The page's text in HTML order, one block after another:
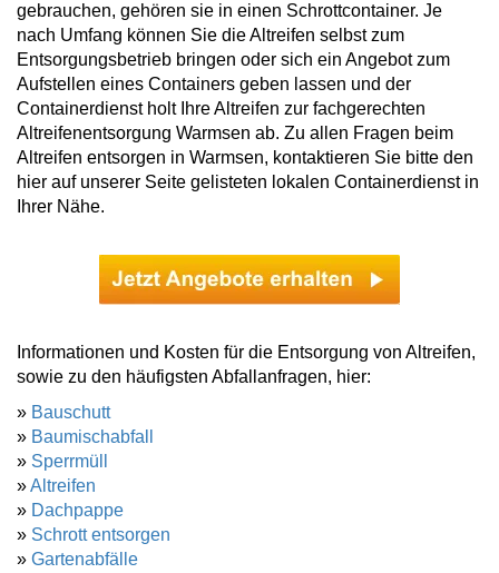
gebrauchen, gehören sie in einen Schrottcontainer. Je
nach Umfang können Sie die Altreifen selbst zum
Entsorgungsbetrieb bringen oder sich ein Angebot zum
Aufstellen eines Containers geben lassen und der
Containerdienst holt Ihre Altreifen zur fachgerechten
Altreifenentsorgung Warmsen ab. Zu allen Fragen beim
Altreifen entsorgen in Warmsen, kontaktieren Sie bitte den
hier auf unserer Seite gelisteten lokalen Containerdienst in
Ihrer Nähe.
Informationen und Kosten für die Entsorgung von Altreifen,
sowie zu den häufigsten Abfallanfragen, hier:
» Bauschutt
» Baumischabfall
» Sperrmüll
»Altreifen
» Dachpappe
» Schrott entsorgen
» Gartenabfälle